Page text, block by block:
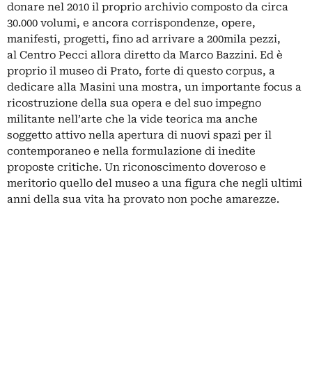
donare nel 2010 il proprio archivio composto da circa
30.000 volumi, e ancora corrispondenze, opere,
manifesti, progetti, fino ad arrivare a 200mila pezzi,
al Centro Pecci allora diretto da Marco Bazzini. Ed è
proprio il museo di Prato, forte di questo corpus, a
dedicare alla Masini una mostra, un importante focus a
ricostruzione della sua opera e del suo impegno
militante nell’arte che la vide teorica ma anche
soggetto attivo nella apertura di nuovi spazi per il
contemporaneo e nella formulazione di inedite
proposte critiche. Un riconoscimento doveroso e
meritorio quello del museo a una figura che negli ultimi
anni della sua vita ha provato non poche amarezze.